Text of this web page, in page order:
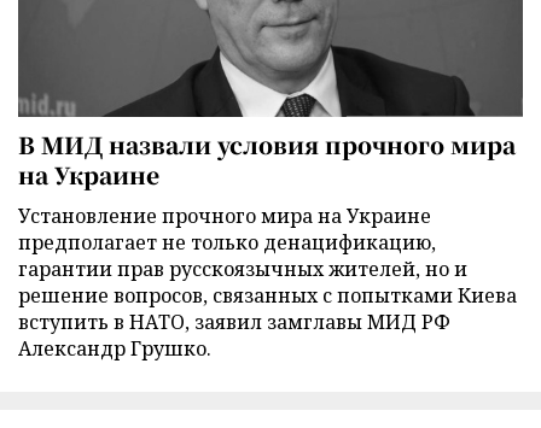
В МИД назвали условия прочного мира
на Украине
Установление прочного мира на Украине
предполагает не только денацификацию,
гарантии прав русскоязычных жителей, но и
решение вопросов, связанных с попытками Киева
вступить в НАТО, заявил замглавы МИД РФ
Александр Грушко.